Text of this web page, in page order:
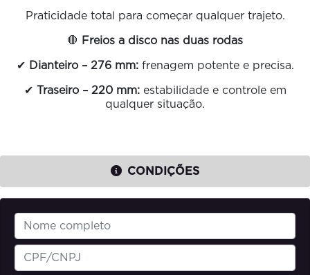
Praticidade total para começar qualquer trajeto.
🛑 Freios a disco nas duas rodas
✔ Dianteiro – 276 mm:frenagem potente e precisa.
✔ Traseiro – 220 mm:estabilidade e controle em
qualquer situação.
CONDIÇÕES